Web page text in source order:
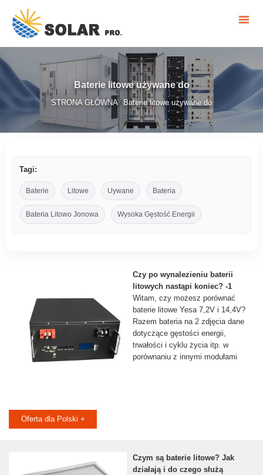
Baterie litowe używane do
STRONA GŁÓWNA / Baterie litowe używane do
Tagi:
Baterie Litowe Uywane Bateria
Bateria Litowo Jonowa Wysoka Gęstość Energii
Czy po wynalezieniu baterii
litowych nastąpi koniec? -1
Witam, czy możesz porównać
baterie litowe Yesa 7,2V i 14,4V?
Razem bateria na 2 zdjęcia dane
dotyczące gęstości energii,
trwałości i cyklu życia itp. w
porównaniu z innymi modułami
Oferta dla Polski +
Czym są baterie litowe? Jak
działają i do czego służą